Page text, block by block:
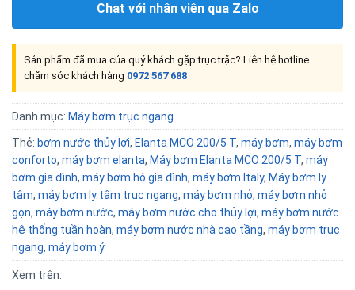
Chat với nhân viên qua Zalo
Sản phẩm đã mua của quý khách gặp trục trặc? Liên hệ hotline
chăm sóc khách hàng 0972 567 688
Danh mục: Máy bơm trục ngang
Thẻ: bơm nước thủy lợi, Elanta MCO 200/5 T, máy bơm, máy bơm
conforto, máy bơm elanta, Máy bơm Elanta MCO 200/5 T, máy
bơm gia đình, máy bơm hộ gia đình, máy bơm Italy, Máy bơm ly
tâm, máy bơm ly tâm trục ngang, máy bơm nhỏ, máy bơm nhỏ
gọn, máy bơm nước, máy bơm nước cho thủy lợi, máy bơm nước
hệ thống tuần hoàn, máy bơm nước nhà cao tầng, máy bơm trục
ngang, máy bơm ý
Xem trên: